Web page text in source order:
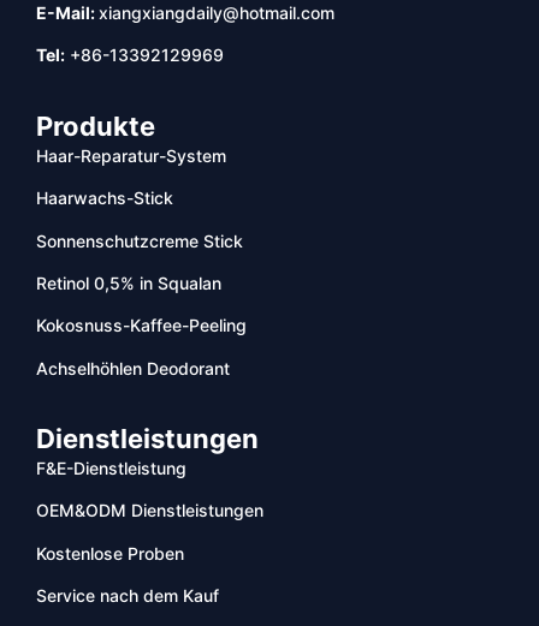
E-Mail:xiangxiangdaily@hotmail.com
Tel: +86-13392129969
Produkte
Haar-Reparatur-System
Haarwachs-Stick
Sonnenschutzcreme Stick
Retinol 0,5% in Squalan
Kokosnuss-Kaffee-Peeling
Achselhöhlen Deodorant
Dienstleistungen
F&E-Dienstleistung
OEM&ODM Dienstleistungen
Kostenlose Proben
Service nach dem Kauf